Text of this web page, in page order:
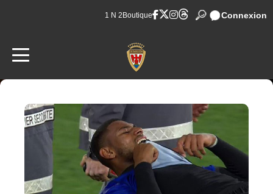
1 N 2 Boutique Connexion